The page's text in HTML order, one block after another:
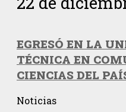
EGRESÓ EN LA
TÉCNICA EN
CIENCIAS DEL
Noticias